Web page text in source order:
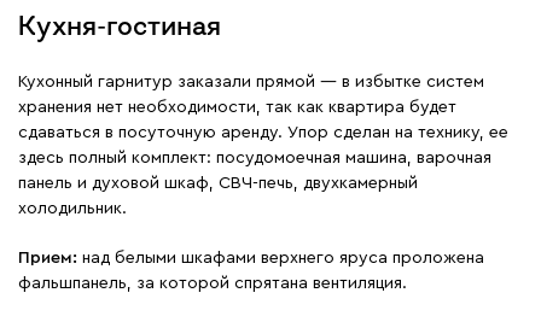
Кухня-гостиная
Кухонный гарнитур заказали прямой — в избытке систем
хранения нет необходимости, так как квартира будет
сдаваться в посуточную аренду. Упор сделан на технику, ее
здесь полный комплект: посудомоечная машина, варочная
панель и духовой шкаф, СВЧ-печь, двухкамерный
холодильник.
Прием: над белыми шкафами верхнего яруса проложена
фальшпанель, за которой спрятана вентиляция.